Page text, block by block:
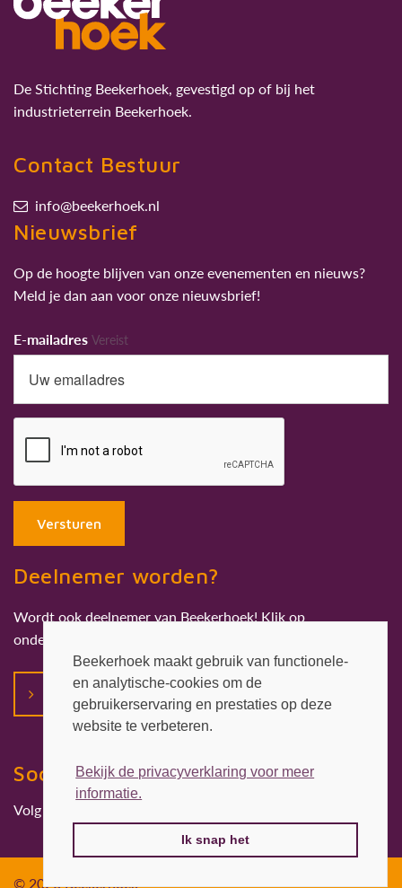
Beekerhoek maakt gebruik van functionele-
en analytische-cookies om de
gebruikerservaring en prestaties op deze
website te verbeteren.
Bekijk de privacyverklaring voor meer
informatie.
Ik snap het
De Stichting Beekerhoek, gevestigd op of bij het
industrieterrein Beekerhoek.
Contact Bestuur
info@beekerhoek.nl
Nieuwsbrief
Op de hoogte blijven van onze evenementen en nieuws?
Meld je dan aan voor onze nieuwsbrief!
E-mailadres Vereist
Versturen
Deelnemer worden?
Wordt ook deelnemer van Beekerhoek! Klik op
onderstaande button.
Deelnemer worden
Social media
Volg ons ook op:
© 2026 Beekerhoek